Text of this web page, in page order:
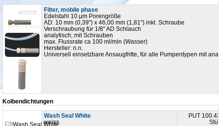
Filter, mobile phase
Edelstahl 10 µm Porengröße
AD: 10 mm (0,39") x 46,00 mm (1,81") inkl. Schraube
Verschraubung für 1/8" AD Schlauch
analytisch; mit Schrauben
max. Flussrate ca 100 ml/min (Wasser)
Hersteller: n.n.
Universell einsetzbare Ansaugfritte, für alle Pumpentypen mit
Kolbendichtungen
Wash Seal White
weiss
PUT